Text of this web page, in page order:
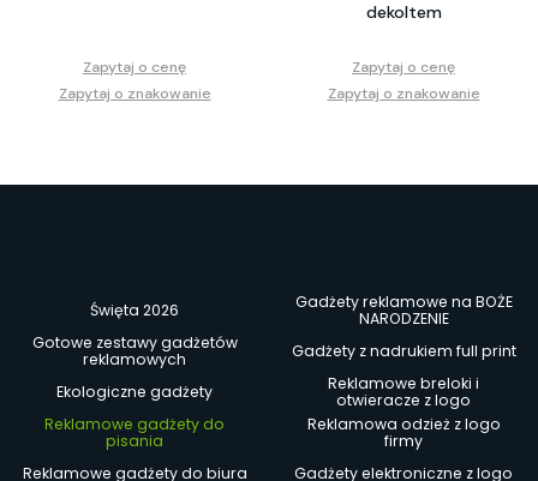
Zapytaj o cenę
Zapytaj o znakowanie
dekoltem
Zapytaj o cenę
Zapytaj o znakowanie
Święta 2026
Gadżety reklamowe na BOŻE
NARODZENIE
Gotowe zestawy gadżetów
reklamowych
Gadżety z nadrukiem full print
Ekologiczne gadżety
Reklamowe breloki i
otwieracze z logo
Reklamowe gadżety do
pisania
Reklamowa odzież z logo
firmy
Reklamowe gadżety do biura
Gadżety elektroniczne z logo